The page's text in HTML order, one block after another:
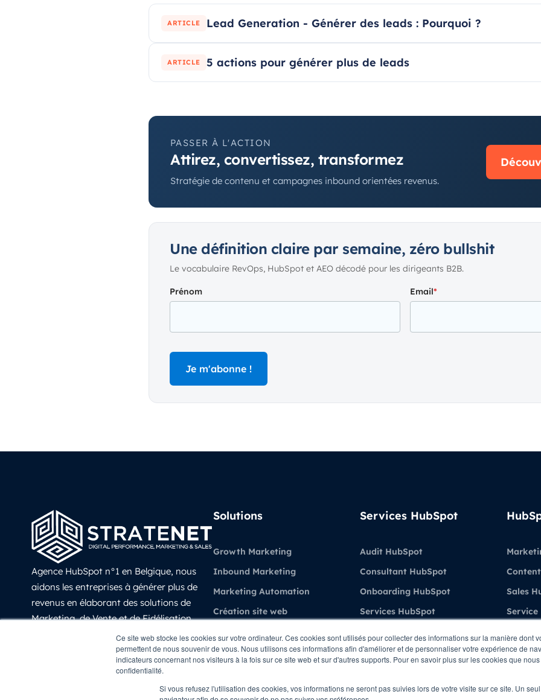
Ce site web stocke les cookies sur votre ordinateur. Ces cookies sont utilisés pour collecter des informations sur la manière dont
permettent de nous souvenir de vous. Nous utilisons ces informations afin d'améliorer et de personnaliser votre expérience de
indicateurs concernant nos visiteurs à la fois sur ce site web et sur d'autres supports. Pour en savoir plus sur les cookies que
confidentialité.
Si vous refusez l'utilisation des cookies, vos informations ne seront pas suivies lors de votre visite sur ce site. Un
ARTICLE Lead Generation - Générer des leads : Pourquoi ?
ARTICLE 5 actions pour générer plus de leads
PASSER À L'ACTION
Attirez, convertissez, transformez
Stratégie de contenu et campagnes inbound orientées revenus.
Une définition claire par semaine, zéro bullshit
Le vocabulaire RevOps, HubSpot et AEO décodé pour les dirigeants B2B.
Prénom Email*
Agence HubSpot n°1 en Belgique, nous
aidons les entreprises à générer plus de
revenus en élaborant des solutions de
Marketing, de Vente et de Fidélisation
prédictives, évolutives et mesurable avec
Solutions
Growth Marketing
Inbound Marketing
Marketing Automation
Création site web
Experience Client
Services HubSpot
Audit HubSpot
Consultant HubSpot
Onboarding HubSpot
Services HubSpot
HubSpot
Sales
Service